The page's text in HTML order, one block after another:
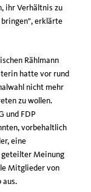
ihr Verhältnis zu
erklärte
Rählmann
hatte vor rund
nicht mehr
zu wollen.
und FDP
vorbehaltlich
eine
Meinung
Mitglieder von
aus.